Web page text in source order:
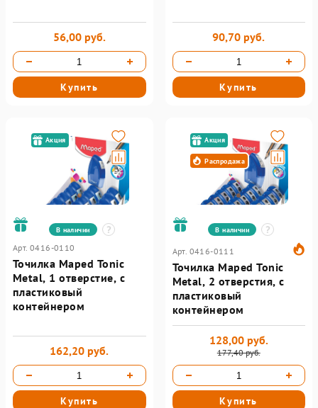
56,00 руб.
Купить
90,70 руб.
Купить
Акция
В наличии
Арт. 0416-0110
Точилка Maped Tonic
Metal, 1 отверстие, с
пластиковый
контейнером
162,20 руб.
Купить
Акция
Распродажа
В наличии
Арт. 0416-0111
Точилка Maped Tonic
Metal, 2 отверстия, с
пластиковый
контейнером
177,40 руб.
128,00 руб.
Купить